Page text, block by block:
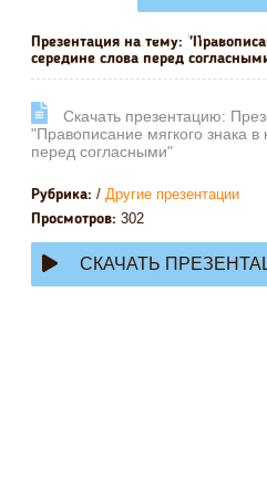
ОНЛАЙН
Презентация на тему:
середине слова перед
Cкачать презентацию:
"Правописание мягкого знака
перед согласными"
Рубрика: / Другие презентации
Просмотров: 302
СКАЧАТЬ